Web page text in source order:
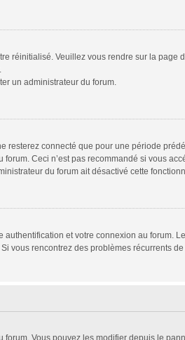
réinitialisé. Veuillez vous rendre sur la page
un administrateur du forum.
connecté que pour une période
Ceci n’est pas recommandé si vous
du forum ait désactivé cette
et votre connexion au forum.
vous rencontrez des problèmes récurrents
Vous pouvez les modifier depuis le